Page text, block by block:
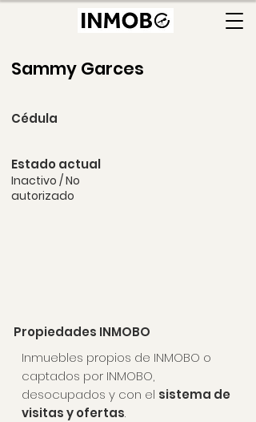
Sammy Garces
Cédula
Estado actual
Inactivo / No
autorizado
Propiedades INMOBO
Inmuebles propios de INMOBO o
captados por INMOBO,
desocupados y con el sistema de
visitas y ofertas.